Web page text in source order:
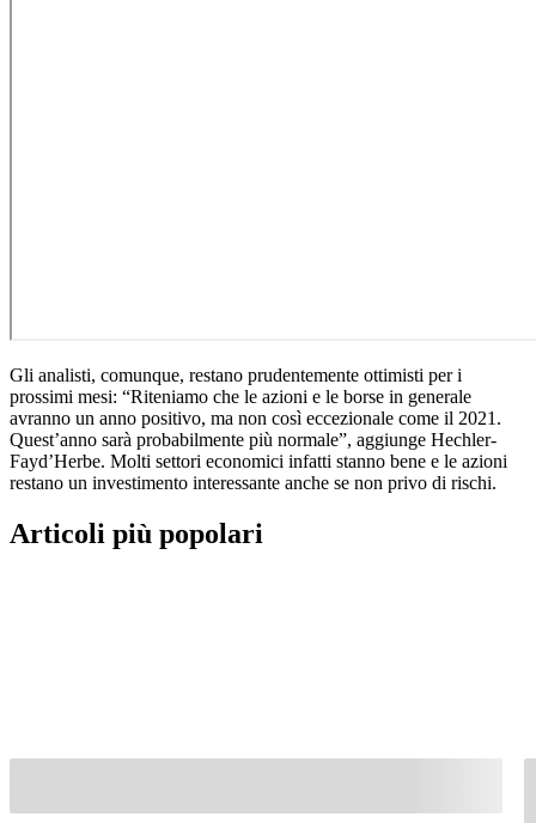
Gli analisti, comunque, restano prudentemente ottimisti per i
prossimi mesi: “Riteniamo che le azioni e le borse in generale
avranno un anno positivo, ma non così eccezionale come il 2021.
Quest’anno sarà probabilmente più normale”, aggiunge Hechler-
Fayd’Herbe. Molti settori economici infatti stanno bene e le azioni
restano un investimento interessante anche se non privo di rischi.
Articoli più popolari